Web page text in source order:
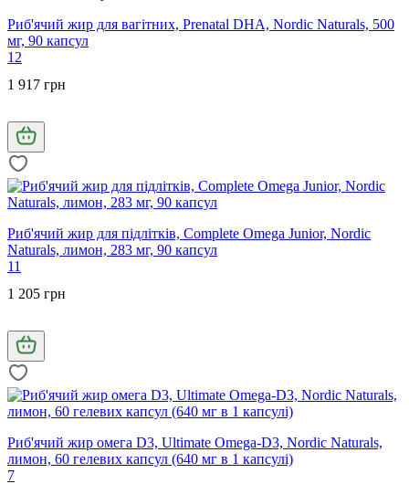
Риб'ячий жир для вагітних, Prenatal DHA, Nordic Naturals, 500
мг, 90 капсул
12
1 917 грн
Риб'ячий жир для підлітків, Complete Omega Junior, Nordic
Naturals, лимон, 283 мг, 90 капсул
11
1 205 грн
Риб'ячий жир омега D3, Ultimate Omega-D3, Nordic Naturals,
лимон, 60 гелевих капсул (640 мг в 1 капсулі)
7